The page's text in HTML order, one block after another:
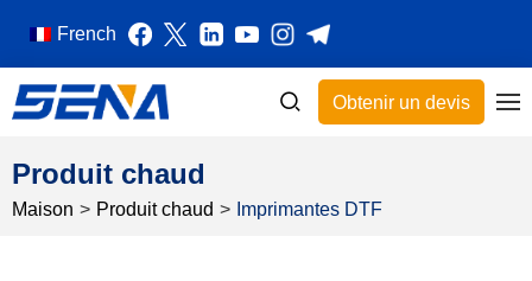
French
Obtenir un devis
Produit chaud
Maison > Produit chaud > Imprimantes DTF